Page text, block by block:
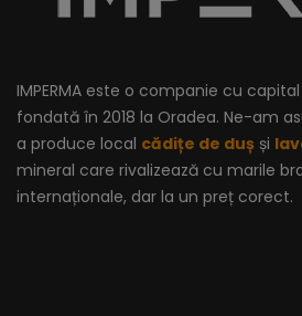
IMPERMA este o companie cu
fondată în 2018 la Oradea. Ne-am
a produce local cădițe de duș și
mineral care rivalizează cu marile
internaționale, dar la un preț corect.